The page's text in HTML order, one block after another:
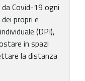
Covid-19 ogni
propri e
(DPI),
in spazi
la distanza